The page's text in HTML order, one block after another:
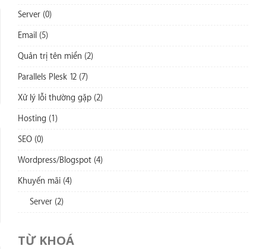
Server (0)
Email (5)
Quản trị tên miền (2)
Parallels Plesk 12 (7)
Xử lý lỗi thường gặp (2)
Hosting (1)
SEO (0)
Wordpress/Blogspot (4)
Khuyến mãi (4)
Server (2)
TỪ KHOÁ